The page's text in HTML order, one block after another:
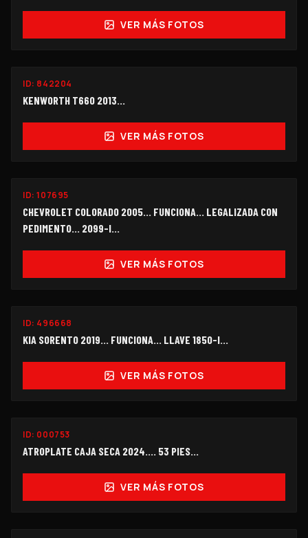
VER MÁS FOTOS
ID: 842204
KENWORTH T660 2013...
VER MÁS FOTOS
ID:107695
CHEVROLET COLORADO 2005… FUNCIONA… LEGALIZADA CON
PEDIMENTO... 2099-I…
VER MÁS FOTOS
ID: 496668
KIA SORENTO 2019... FUNCIONA… LLAVE 1850-I...
VER MÁS FOTOS
ID: 000753
ATROPLATE CAJA SECA 2024.... 53 PIES...
VER MÁS FOTOS